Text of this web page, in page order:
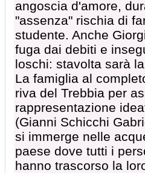
angoscia d'amore,
"assenza" rischia di
studente. Anche
fuga dai debiti e
loschi: stavolta sarà
La famiglia al
riva del Trebbia per
rappresentazione
(Gianni Schicchi
si immerge nelle
paese dove tutti i
hanno trascorso la